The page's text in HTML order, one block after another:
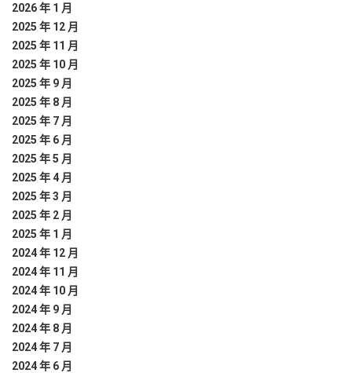
2026 年 1 月
2025 年 12 月
2025 年 11 月
2025 年 10 月
2025 年 9 月
2025 年 8 月
2025 年 7 月
2025 年 6 月
2025 年 5 月
2025 年 4 月
2025 年 3 月
2025 年 2 月
2025 年 1 月
2024 年 12 月
2024 年 11 月
2024 年 10 月
2024 年 9 月
2024 年 8 月
2024 年 7 月
2024 年 6 月